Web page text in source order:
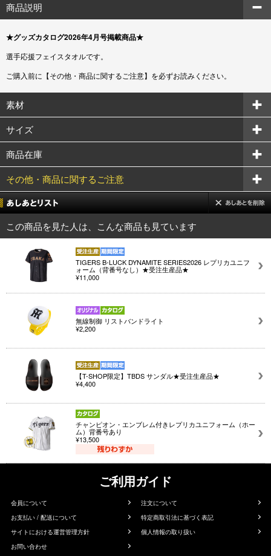
商品説明
★グッズカタログ2026年4月号掲載商品★
選手応援フェイスタオルです。
ご購入前に【その他・商品に関するご注意】を必ずお読みください。
素材
サイズ
商品在庫
その他・商品に関するご注意
この商品を見た人は、こんな商品も見ています
TIGERS B-LUCK DYNAMITE SERIES2026 レプリカユニフ
ォーム（背番号なし）★受注生産品★
¥11,000
無線制御 リストバンドライト
¥2,200
【T-SHOP限定】TBDS サンダル★受注生産品★
¥4,400
チャンピオン・エンブレム付きレプリカユニフォーム（ホー
ム）背番号あり
¥13,500
ご利用ガイド
会員について
注文について
お支払い / 配送について
特定商取引法に基づく表記
サイトにおける運営管理方針
個人情報の取り扱い
お問い合わせ